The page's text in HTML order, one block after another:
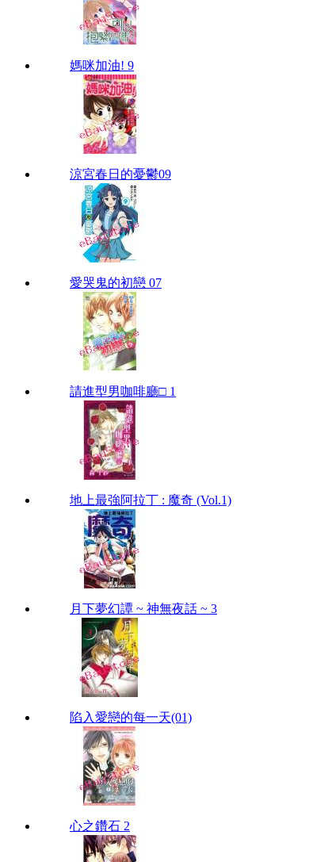
媽咪加油! 9
涼宮春日的憂鬱09
愛哭鬼的初戀 07
請進型男咖啡廳□ 1
地上最強阿拉丁 : 魔奇 (Vol.1)
月下夢幻譚 ~ 神無夜話 ~ 3
陷入愛戀的每一天(01)
心之鑽石 2